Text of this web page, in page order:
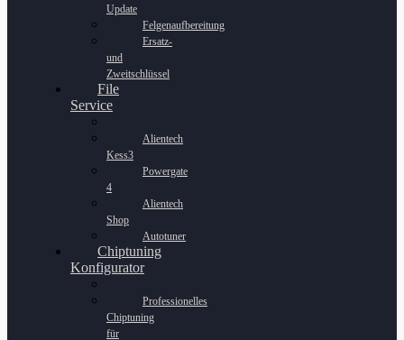
Update
Felgenaufbereitung
Ersatz-
und
Zweitschlüssel
File
Service
Alientech
Kess3
Powergate
4
Alientech
Shop
Autotuner
Chiptuning
Konfigurator
Professionelles
Chiptuning
für